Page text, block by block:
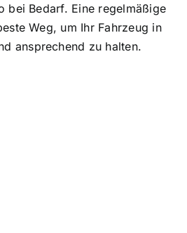
bei Bedarf. Eine regelmäßige
Weg, um Ihr Fahrzeug in
ansprechend zu halten.